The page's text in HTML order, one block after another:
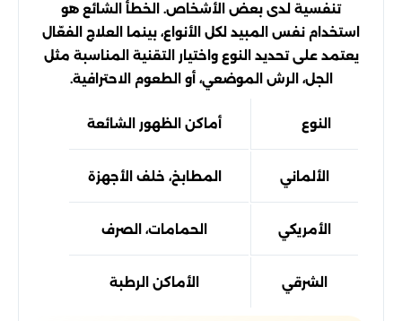
تنفسية لدى بعض الأشخاص. الخطأ الشائع هو
استخدام نفس المبيد لكل الأنواع، بينما العلاج الفعّال
يعتمد على تحديد النوع واختيار التقنية المناسبة مثل
الجل، الرش الموضعي، أو الطعوم الاحترافية.
النوع أماكن الظهور الشائعة
الألماني المطابخ، خلف الأجهزة
الأمريكي الحمامات، الصرف
الشرقي الأماكن الرطبة